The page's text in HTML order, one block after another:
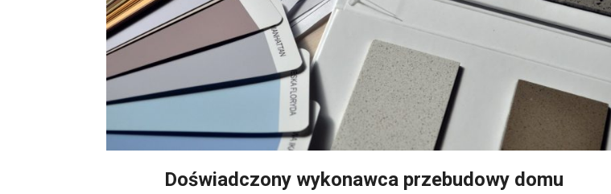
Doświadczony wykonawca przebudowy domu